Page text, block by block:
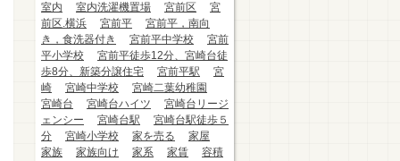
室内
室内洗濯機置場 宮前区
宮
前区.横浜
宮前平
宮前平，南向
き，食洗器付き
宮前平中学校
宮前
平小学校
宮前平徒歩12分、宮崎台徒
歩8分、新築分譲住宅
宮前平駅
宮
崎
宮崎中学校
宮崎二葉幼稚園
宮崎台
宮崎台ハイツ
宮崎台リージ
ェンシー
宮崎台駅
宮崎台駅徒歩５
分
宮崎小学校 家を売る
家屋
家族
家族向け 家系 家賃
容積